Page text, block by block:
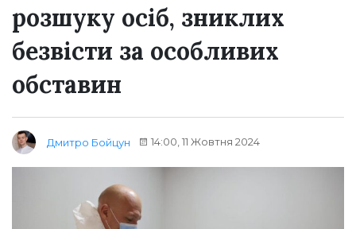
розшуку осіб, зниклих
безвісти за особливих
обставин
Дмитро Бойцун 14:00, 11 Жовтня 2024